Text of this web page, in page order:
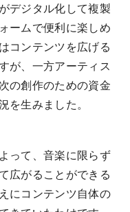
デジタル化して複製
ームで便利に楽しめ
コンテンツを広げる
が、一方アーティス
の創作のための資金
を生みました。
って、音楽に限らず
広がることができる
にコンテンツ自体の